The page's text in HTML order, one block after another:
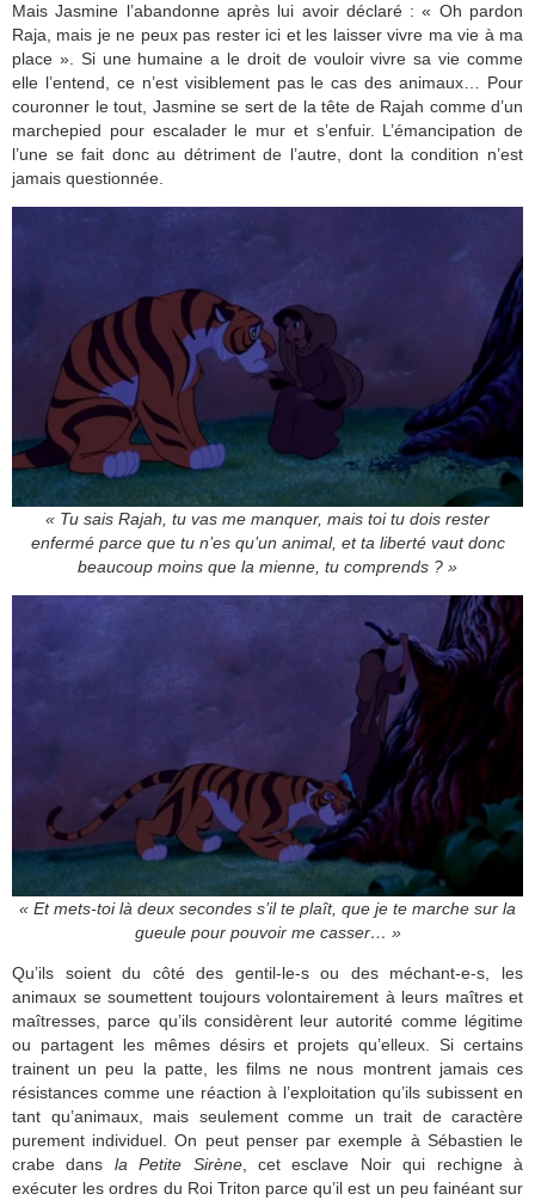
Mais Jasmine l’abandonne après lui avoir déclaré : « Oh pardon
Raja, mais je ne peux pas rester ici et les laisser vivre ma vie à ma
place ». Si une humaine a le droit de vouloir vivre sa vie comme
elle l’entend, ce n’est visiblement pas le cas des animaux… Pour
couronner le tout, Jasmine se sert de la tête de Rajah comme d’un
marchepied pour escalader le mur et s’enfuir. L’émancipation de
l’une se fait donc au détriment de l’autre, dont la condition n’est
jamais questionnée.
« Tu sais Rajah, tu vas me manquer, mais toi tu dois rester
enfermé parce que tu n’es qu’un animal, et ta liberté vaut donc
beaucoup moins que la mienne, tu comprends ? »
« Et mets-toi là deux secondes s’il te plaît, que je te marche sur la
gueule pour pouvoir me casser… »
Qu’ils soient du côté des gentil-le-s ou des méchant-e-s, les
animaux se soumettent toujours volontairement à leurs maîtres et
maîtresses, parce qu’ils considèrent leur autorité comme légitime
ou partagent les mêmes désirs et projets qu’elleux. Si certains
trainent un peu la patte, les films ne nous montrent jamais ces
résistances comme une réaction à l’exploitation qu’ils subissent en
tant qu’animaux, mais seulement comme un trait de caractère
purement individuel. On peut penser par exemple à Sébastien le
crabe dans la Petite Sirène, cet esclave Noir qui rechigne à
exécuter les ordres du Roi Triton parce qu’il est un peu fainéant sur